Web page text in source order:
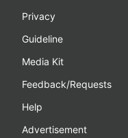
Privacy
Guideline
Media Kit
Feedback/Requests
Help
Advertisement